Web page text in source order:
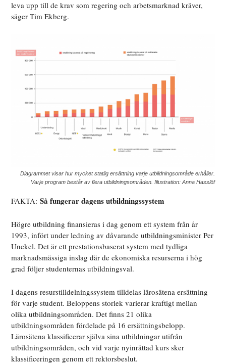
leva upp till de krav som regering och arbetsmarknad kräver,
säger Tim Ekberg.
Diagrammet visar hur mycket statlig ersättning varje utbildningsområde erhåller.
Varje program består av flera utbildningsområden. Illustration: Anna Hasslöf
FAKTA:Så fungerar dagens utbildningssystem
Högre utbildning finansieras i dag genom ett system från år
1993, infört under ledning av dåvarande utbildningsminister Per
Unckel. Det är ett prestationsbaserat system med tydliga
marknadsmässiga inslag där de ekonomiska resurserna i hög
grad följer studenternas utbildningsval.
I dagens resurstilldelningssystem tilldelas lärosätena ersättning
för varje student. Beloppens storlek varierar kraftigt mellan
olika utbildningsområden. Det finns 21 olika
utbildningsområden fördelade på 16 ersättningsbelopp.
Lärosätena klassificerar själva sina utbildningar utifrån
utbildningsområden, och vid varje nyinrättad kurs sker
klassificeringen genom ett rektorsbeslut.